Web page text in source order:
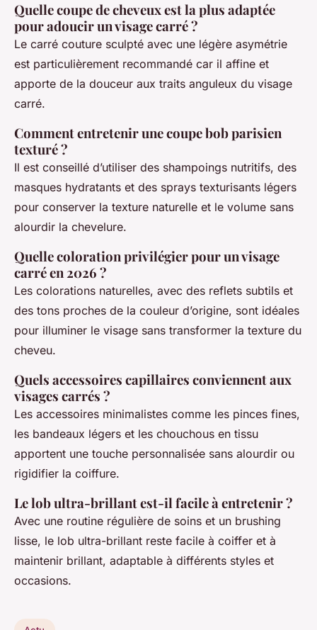
Quelle coupe de cheveux est la plus adaptée
pour adoucir un visage carré ?
Le carré couture sculpté avec une légère asymétrie
est particulièrement recommandé car il affine et
apporte de la douceur aux traits anguleux du visage
carré.
Comment entretenir une coupe bob parisien
texturé ?
Il est conseillé d’utiliser des shampoings nutritifs, des
masques hydratants et des sprays texturisants légers
pour conserver la texture naturelle et le volume sans
alourdir la chevelure.
Quelle coloration privilégier pour un visage
carré en 2026 ?
Les colorations naturelles, avec des reflets subtils et
des tons proches de la couleur d’origine, sont idéales
pour illuminer le visage sans transformer la texture du
cheveu.
Quels accessoires capillaires conviennent aux
visages carrés ?
Les accessoires minimalistes comme les pinces fines,
les bandeaux légers et les chouchous en tissu
apportent une touche personnalisée sans alourdir ou
rigidifier la coiffure.
Le lob ultra-brillant est-il facile à entretenir ?
Avec une routine régulière de soins et un brushing
lisse, le lob ultra-brillant reste facile à coiffer et à
maintenir brillant, adaptable à différents styles et
occasions.